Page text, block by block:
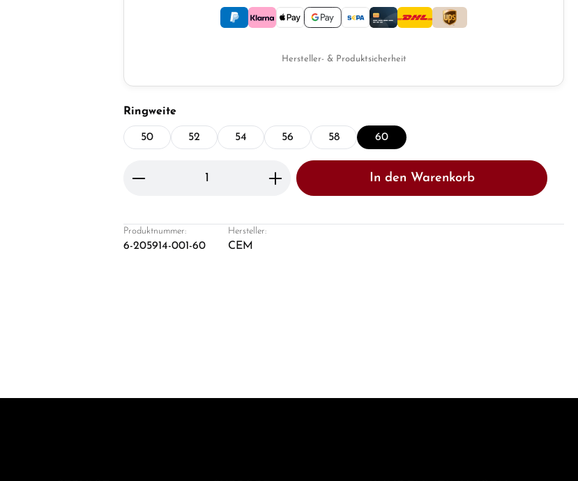
Hersteller- & Produktsicherheit
Ringweiteauswählen
50 52 54 56 58 60
Produkt Anzahl: Gib den gewünschten Wert ein oder
In den Warenkorb
Produktnummer:
6-205914-001-60
Hersteller:
CEM